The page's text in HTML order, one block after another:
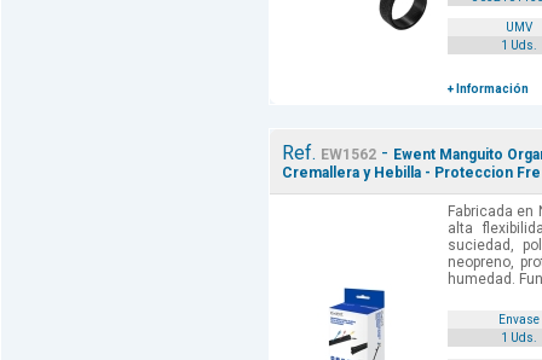
UMV
1 Uds.
+ Información
Ref. EW1562 - Ewent Manguito
Cremallera y Hebilla - Proteccion
Fabricada en
alta
suciedad,
neopreno,
humedad.
Envase
1 Uds.